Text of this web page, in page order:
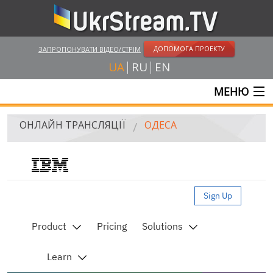
ЗАПРОПОНУВАТИ ВІДЕО/СТРІМ ДОПОМОГА ПРОЕКТУ
UA RU EN
МЕНЮ
ГОЛОВНА
UKRSTREAM.TV
ОНЛАЙН ТРАНСЛЯЦІЇ ОДЕСА